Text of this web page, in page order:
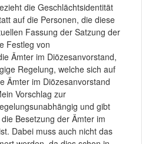
die Geschlächtsidentität
auf die Personen, die diese
Fassung der Satzung der
Festleg von
Ämter im Diözesanvorstand,
Regelung, welche sich auf
Ämter im Diözesanvorstand
Vorschlag zur
und gibt
Besetzung der Ämter im
Dabei muss auch nicht das